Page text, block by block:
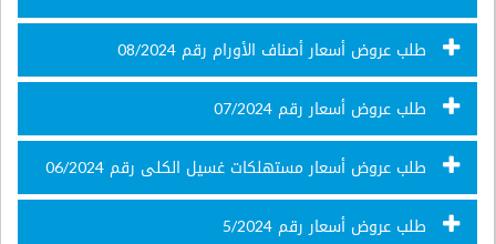
طلب عروض أسعار أصناف الأورام رقم 08/2024
طلب عروض أسعار رقم 07/2024
طلب عروض أسعار مستهلكات غسيل الكلى رقم 06/2024
طلب عروض أسعار رقم 5/2024